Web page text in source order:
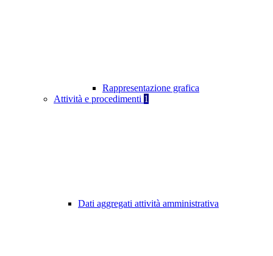
Rappresentazione grafica
Attività e procedimenti 1
Dati aggregati attività amministrativa